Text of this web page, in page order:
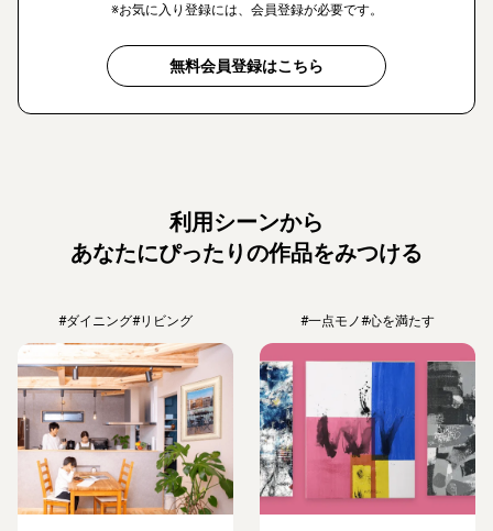
※お気に入り登録には、会員登録が必要です。
無料会員登録はこちら
利用シーンから
あなたにぴったりの作品をみつける
#ダイニング#リビング #一点モノ#心を満たす